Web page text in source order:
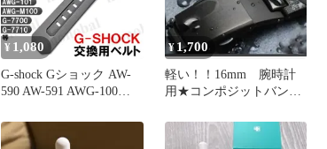
¥ 1,080
G-shock Gショック AW-
590 AW-591 AWG-100
時計 交換 ベルト 互換品
バンド カシオ ジーショ
¥1,700
軽い！！16mm 腕時計
用★コンポジットバンド
★社外品★